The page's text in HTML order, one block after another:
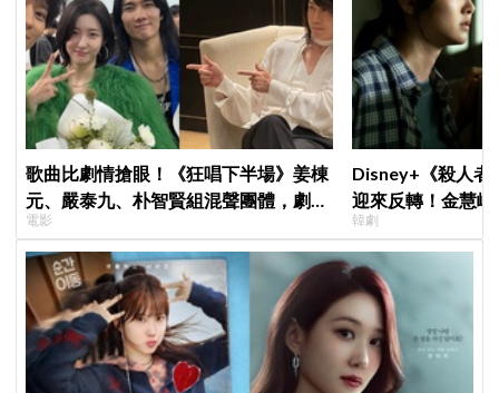
歌曲比劇情搶眼！《狂唱下半場》姜棟
元、嚴泰九、朴智賢組混聲團體，劇中
曲《Love Is》超洗腦
電影
Disney+《殺人者
迎來反轉！金慧
「叔叔李棟旭」
韓劇